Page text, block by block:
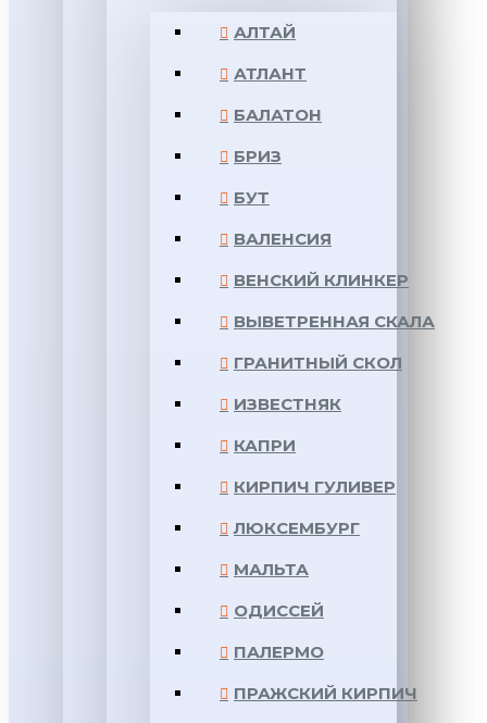
АЛТАЙ
АТЛАНТ
БАЛАТОН
БРИЗ
БУТ
ВАЛЕНСИЯ
ВЕНСКИЙ КЛИНКЕР
ВЫВЕТРЕННАЯ СКАЛА
ГРАНИТНЫЙ СКОЛ
ИЗВЕСТНЯК
КАПРИ
КИРПИЧ ГУЛИВЕР
ЛЮКСЕМБУРГ
МАЛЬТА
ОДИССЕЙ
ПАЛЕРМО
ПРАЖСКИЙ КИРПИЧ